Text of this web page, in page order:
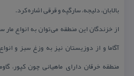
بالابان، دلیجه، سارگپه و قرقی اشاره كرد.
از خزندگان این منطقه می‌توان به انواع
آگاما و از دوزیستان نیز به وزغ سبز و
منطقه خرقان دارای ماهیانی چون كپور،